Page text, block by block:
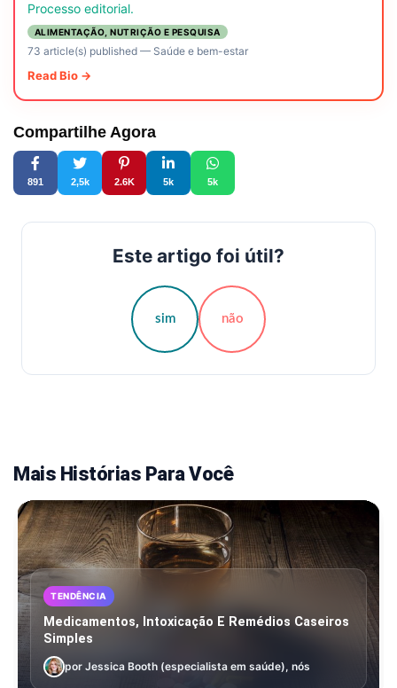
Processo editorial.
ALIMENTAÇÃO, NUTRIÇÃO E PESQUISA
73 article(s) published— Saúde e bem-estar
Read Bio →
Compartilhe Agora
891 2,5k 2.6K 5k 5k
Este artigo foi útil?
sim não
Mais Histórias Para Você
TENDÊNCIA
Medicamentos, Intoxicação E Remédios Caseiros
Simples
por Jessica Booth (especialista em saúde), nós